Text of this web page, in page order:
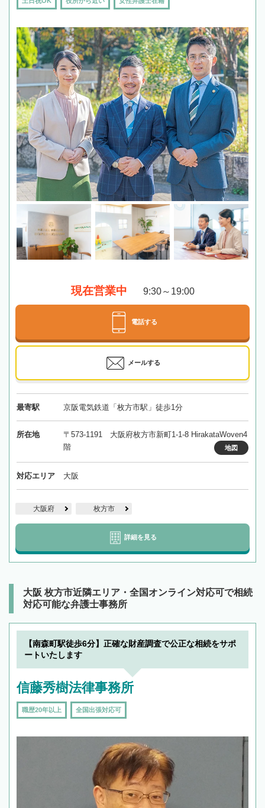
現在営業中 9:30～19:00
電話する
メールする
最寄駅 京阪電気鉄道「枚方市駅」徒歩1分
所在地
〒573-1191 大阪府枚方市新町1-1-8 HirakataWoven4
階
地図
対応エリア 大阪
大阪府 枚方市
詳細を見る
大阪 枚方市近隣エリア・全国オンライン対応可で相続
対応可能な弁護士事務所
【南森町駅徒歩6分】正確な財産調査で公正な相続をサポ
ートいたします
信藤秀樹法律事務所
職歴20年以上 全国出張対応可